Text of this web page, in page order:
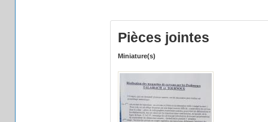
Pièces jointes
Miniature(s)